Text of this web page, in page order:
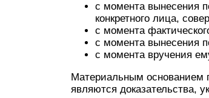
с момента вынесе­ния
конкретного лица,
с момента
с момента вынесения
с момента вручения
Материальным основанием
являются доказательства,